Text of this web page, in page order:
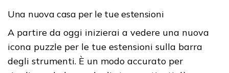
Una nuova casa per le tue estensioni
A partire da oggi inizierai a vedere una nuova
icona puzzle per le tue estensioni sulla barra
degli strumenti. È un modo accurato per